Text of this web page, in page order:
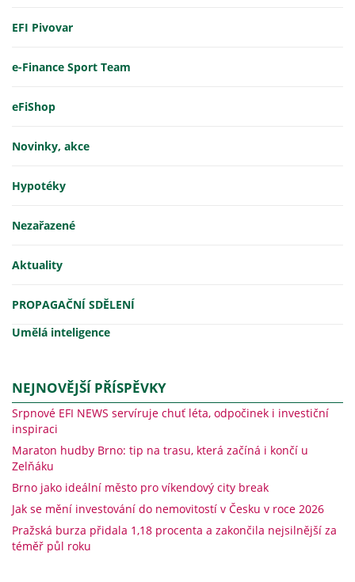
EFI Pivovar
e-Finance Sport Team
eFiShop
Novinky, akce
Hypotéky
Nezařazené
Aktuality
PROPAGAČNÍ SDĚLENÍ
Umělá inteligence
NEJNOVĚJŠÍ PŘÍSPĚVKY
Srpnové EFI NEWS servíruje chuť léta, odpočinek i investiční
inspiraci
Maraton hudby Brno: tip na trasu, která začíná i končí u
Zelňáku
Brno jako ideální město pro víkendový city break
Jak se mění investování do nemovitostí v Česku v roce 2026
Pražská burza přidala 1,18 procenta a zakončila nejsilnější za
téměř půl roku